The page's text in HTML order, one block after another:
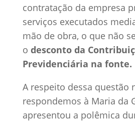
contratação da empresa
serviços executados
mão de obra, o que não
o desconto da
Previdenciária na fonte.
A respeito dessa questão
respondemos à Maria da
apresentou a polêmica